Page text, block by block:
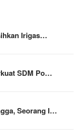
Irigas…
SDM Po…
Seorang I…